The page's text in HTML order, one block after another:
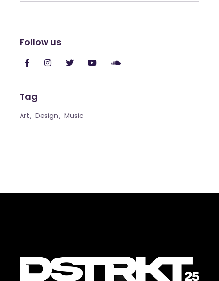
Follow us
Tag
Art Design Music